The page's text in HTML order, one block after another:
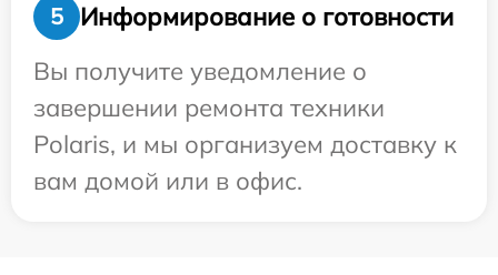
5
Информирование о готовности
Вы получите уведомление о
завершении ремонта техники
Polaris, и мы организуем доставку к
вам домой или в офис.